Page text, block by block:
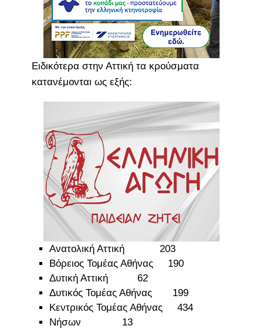
Ειδικότερα στην Αττική τα κρούσματα
κατανέμονται ως εξής:
Ανατολική Αττική 203
Βόρειος Τομέας Αθήνας 190
Δυτική Αττική 62
Δυτικός Τομέας Αθήνας 199
Κεντρικός Τομέας Αθήνας 434
Νήσων 13